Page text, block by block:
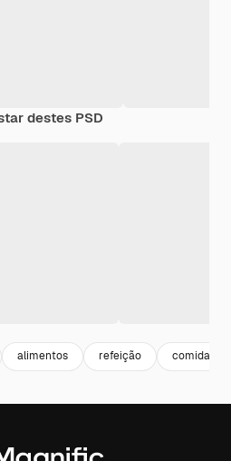
destes PSD
alimentos refeição comida